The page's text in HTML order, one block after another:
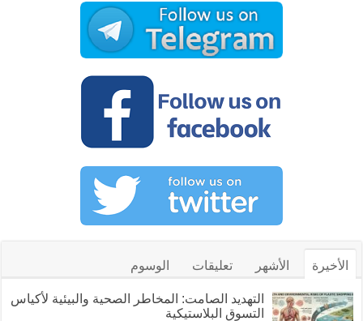
الأخيرة الأشهر تعليقات الوسوم
التهديد الصامت: المخاطر الصحية والبيئية لأكياس
التسوق البلاستيكية